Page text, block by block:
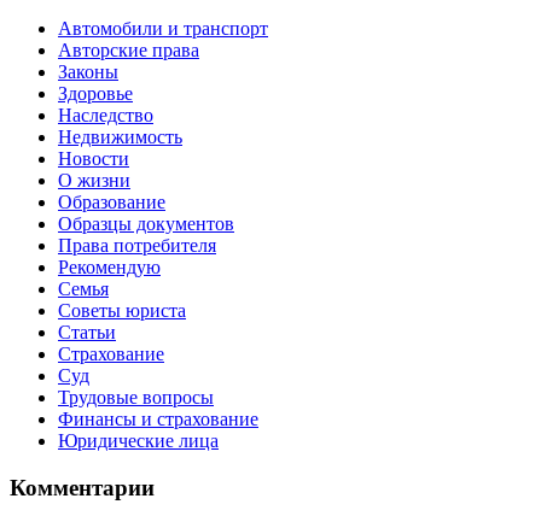
Автомобили и транспорт
Авторские права
Законы
Здоровье
Наследство
Недвижимость
Новости
О жизни
Образование
Образцы документов
Права потребителя
Рекомендую
Семья
Советы юриста
Статьи
Страхование
Суд
Трудовые вопросы
Финансы и страхование
Юридические лица
Комментарии